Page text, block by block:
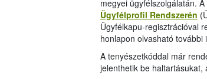
megyei ügyfélszolgálatán.
Ügyfélprofil Rendszerén
Ügyfélkapu-regisztrációval
honlapon olvasható további
A tenyészetkóddal már
jelenthetik be